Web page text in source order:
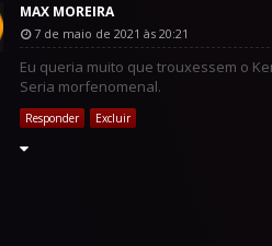
MAX MOREIRA
7 de maio de 2021 às 20:21
Eu queria muito que trouxessem o
Seria morfenomenal.
Responder Excluir